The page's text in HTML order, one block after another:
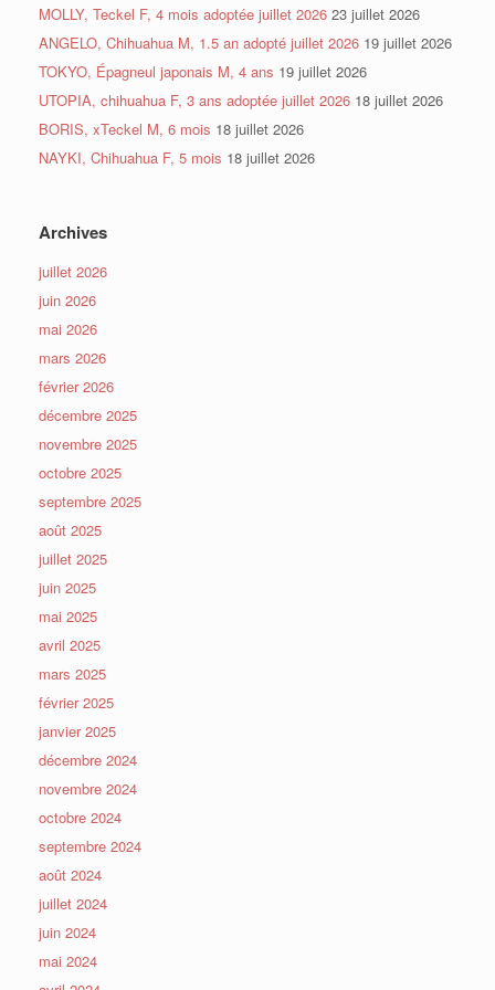
MOLLY, Teckel F, 4 mois adoptée juillet 2026 23 juillet 2026
ANGELO, Chihuahua M, 1.5 an adopté juillet 2026 19 juillet 2026
TOKYO, Épagneul japonais M, 4 ans 19 juillet 2026
UTOPIA, chihuahua F, 3 ans adoptée juillet 2026 18 juillet 2026
BORIS, xTeckel M, 6 mois 18 juillet 2026
NAYKI, Chihuahua F, 5 mois 18 juillet 2026
Archives
juillet 2026
juin 2026
mai 2026
mars 2026
février 2026
décembre 2025
novembre 2025
octobre 2025
septembre 2025
août 2025
juillet 2025
juin 2025
mai 2025
avril 2025
mars 2025
février 2025
janvier 2025
décembre 2024
novembre 2024
octobre 2024
septembre 2024
août 2024
juillet 2024
juin 2024
mai 2024